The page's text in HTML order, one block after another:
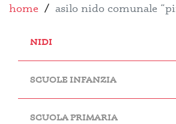
home / asilo nido comunale
NIDI
SCUOLE INFANZIA
SCUOLA PRIMARIA